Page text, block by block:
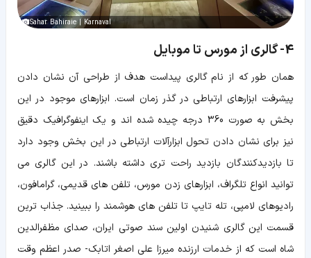
Sahar Bahiraie | Karnaval
4- گالری از مورس تا موبایل
همان طور که از نام گالری پیداست هدف از طراحی آن نشان دادن
پیشرفت ابزارهای ارتباطی در گذر زمان است. ابزارهای موجود در این
بخش به صورت 360 درجه چیده شده اند و یک اینفوگرافیک دقیق
نیز برای نشان دادن تحول ابزارآلات ارتباطی در این بخش وجود دارد
تا بازدیدکنندگان بازدید راحت تری داشته باشند. در این گالری می
توانید انواع تلگراف، ابزارهای زدن مورس، تلفن های قدیمی، گرامافون،
رادیوهای لامپی، تله تایپ تا تلفن های هوشمند را ببینید. جذاب ترین
قسمت این گالری شنیدن اولین سند صوتی ایران، صدای مظفرالدین
شاه است که از خدمات ارزنده میرزا علی اصغر اتابک- صدر اعظم وقت